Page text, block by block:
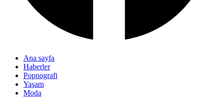
Ana sayfa
Haberler
Popnografi
Yaşam
Moda